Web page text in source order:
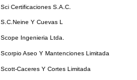
Sci Certificaciones S.A.C.
S.C.Neine Y Cuevas L
Scope Ingenieria Ltda.
Scorpio Aseo Y Mantenciones Limitada
Scott-Caceres Y Cortes Limitada